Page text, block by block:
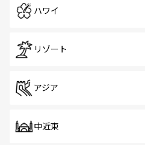
ハワイ
リゾート
アジア
中近東